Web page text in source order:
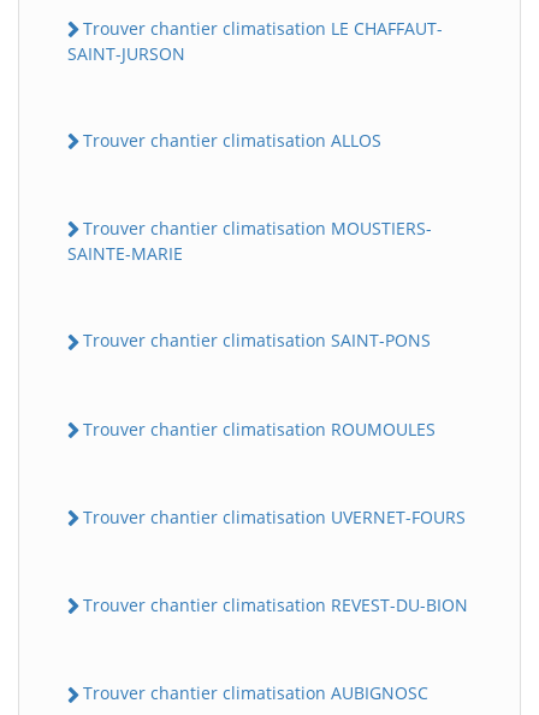
Trouver chantier climatisation LE CHAFFAUT-
SAINT-JURSON
Trouver chantier climatisation ALLOS
Trouver chantier climatisation MOUSTIERS-
SAINTE-MARIE
Trouver chantier climatisation SAINT-PONS
Trouver chantier climatisation ROUMOULES
Trouver chantier climatisation UVERNET-FOURS
Trouver chantier climatisation REVEST-DU-BION
Trouver chantier climatisation AUBIGNOSC